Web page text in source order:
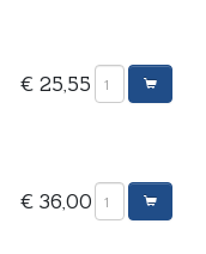
€ 25,55
€ 36,00